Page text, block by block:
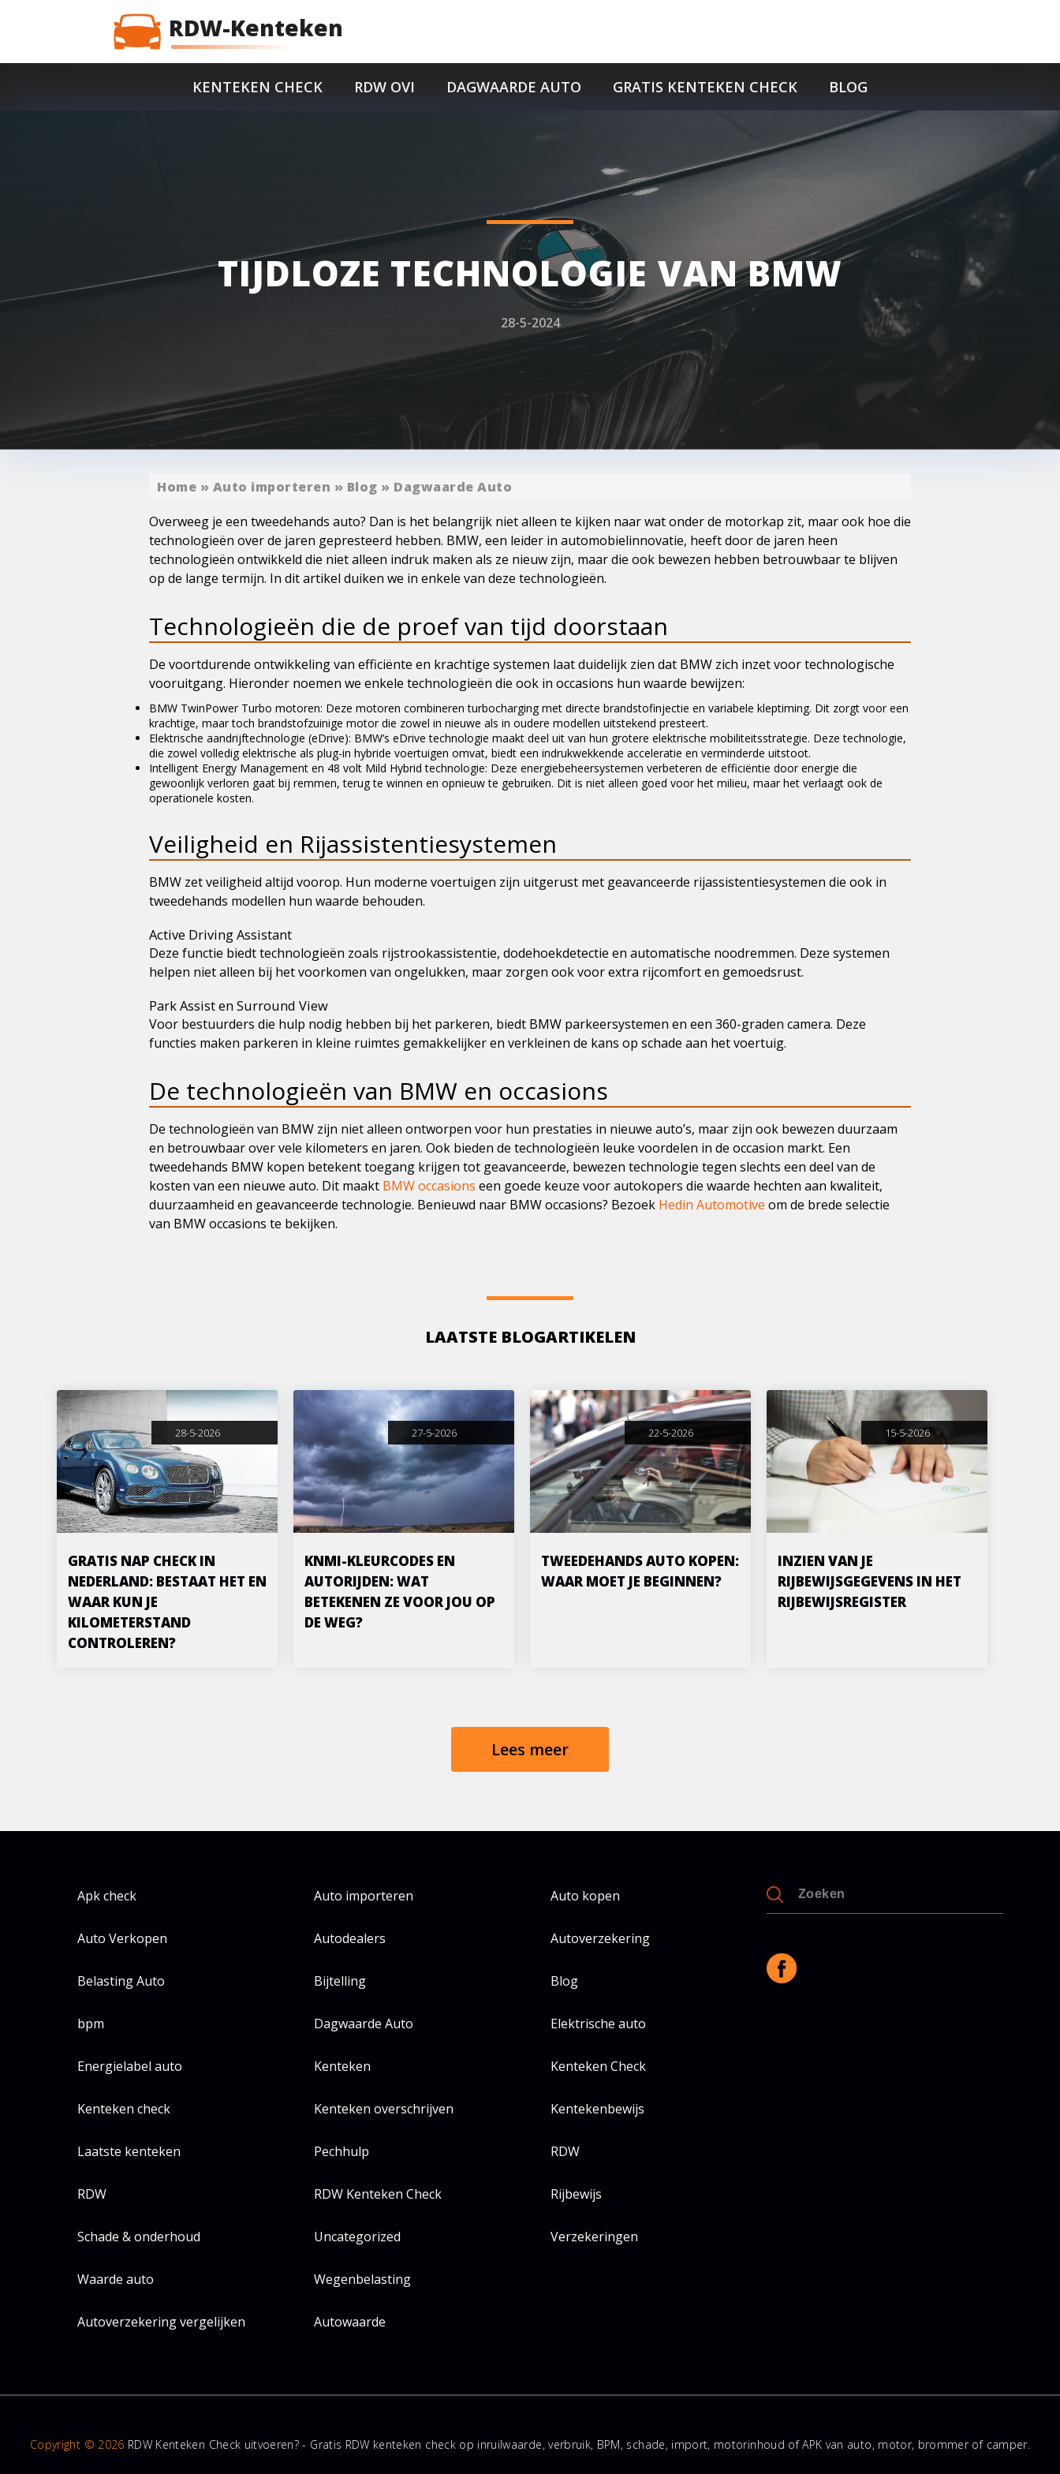
RDW-Kenteken
KENTEKEN CHECK RDW OVI DAGWAARDE AUTO GRATIS KENTEKEN CHECK BLOG
TIJDLOZE TECHNOLOGIE VAN BMW
28-5-2024
Home » Auto importeren » Blog » Dagwaarde Auto
Overweeg je een tweedehands auto? Dan is het belangrijk niet alleen te kijken naar wat onder de motorkap zit, maar ook hoe die
technologieën over de jaren gepresteerd hebben. BMW, een leider in automobielinnovatie, heeft door de jaren heen
technologieën ontwikkeld die niet alleen indruk maken als ze nieuw zijn, maar die ook bewezen hebben betrouwbaar te blijven
op de lange termijn. In dit artikel duiken we in enkele van deze technologieën.
Technologieën die de proef van tijd doorstaan
De voortdurende ontwikkeling van efficiënte en krachtige systemen laat duidelijk zien dat BMW zich inzet voor technologische
vooruitgang. Hieronder noemen we enkele technologieën die ook in occasions hun waarde bewijzen:
BMW TwinPower Turbo motoren: Deze motoren combineren turbocharging met directe brandstofinjectie en variabele kleptiming. Dit zorgt voor een
krachtige, maar toch brandstofzuinige motor die zowel in nieuwe als in oudere modellen uitstekend presteert.
Elektrische aandrijftechnologie (eDrive): BMW’s eDrive technologie maakt deel uit van hun grotere elektrische mobiliteitsstrategie. Deze technologie,
die zowel volledig elektrische als plug-in hybride voertuigen omvat, biedt een indrukwekkende acceleratie en verminderde uitstoot.
Intelligent Energy Management en 48 volt Mild Hybrid technologie: Deze energiebeheersystemen verbeteren de efficiëntie door energie die
gewoonlijk verloren gaat bij remmen, terug te winnen en opnieuw te gebruiken. Dit is niet alleen goed voor het milieu, maar het verlaagt ook de
operationele kosten.
Veiligheid en Rijassistentiesystemen
BMW zet veiligheid altijd voorop. Hun moderne voertuigen zijn uitgerust met geavanceerde rijassistentiesystemen die ook in
tweedehands modellen hun waarde behouden.
Active Driving Assistant
Deze functie biedt technologieën zoals rijstrookassistentie, dodehoekdetectie en automatische noodremmen. Deze systemen
helpen niet alleen bij het voorkomen van ongelukken, maar zorgen ook voor extra rijcomfort en gemoedsrust.
Park Assist en Surround View
Voor bestuurders die hulp nodig hebben bij het parkeren, biedt BMW parkeersystemen en een 360-graden camera. Deze
functies maken parkeren in kleine ruimtes gemakkelijker en verkleinen de kans op schade aan het voertuig.
De technologieën van BMW en occasions
De technologieën van BMW zijn niet alleen ontworpen voor hun prestaties in nieuwe auto’s, maar zijn ook bewezen duurzaam
en betrouwbaar over vele kilometers en jaren. Ook bieden de technologieën leuke voordelen in de occasion markt. Een
tweedehands BMW kopen betekent toegang krijgen tot geavanceerde, bewezen technologie tegen slechts een deel van de
kosten van een nieuwe auto. Dit maakt BMW occasions een goede keuze voor autokopers die waarde hechten aan kwaliteit,
duurzaamheid en geavanceerde technologie. Benieuwd naar BMW occasions? Bezoek Hedin Automotive om de brede selectie
van BMW occasions te bekijken.
LAATSTE BLOGARTIKELEN
28-5-2026
GRATIS NAP CHECK IN
NEDERLAND: BESTAAT HET EN
WAAR KUN JE
KILOMETERSTAND
CONTROLEREN?
27-5-2026
KNMI-KLEURCODES EN
AUTORIJDEN: WAT
BETEKENEN ZE VOOR JOU OP
DE WEG?
22-5-2026
TWEEDEHANDS AUTO KOPEN:
WAAR MOET JE BEGINNEN?
15-5-2026
INZIEN VAN JE
RIJBEWIJSGEGEVENS IN HET
RIJBEWIJSREGISTER
Lees meer
Apk check Auto importeren Auto kopen
Auto Verkopen Autodealers Autoverzekering
Belasting Auto Bijtelling Blog
bpm Dagwaarde Auto Elektrische auto
Energielabel auto Kenteken Kenteken Check
Kenteken check Kenteken overschrijven Kentekenbewijs
Laatste kenteken Pechhulp RDW
RDW RDW Kenteken Check Rijbewijs
Schade & onderhoud Uncategorized Verzekeringen
Waarde auto Wegenbelasting
Autoverzekering vergelijken Autowaarde
Copyright © 2026 RDW Kenteken Check uitvoeren? - Gratis RDW kenteken check op inruilwaarde, verbruik, BPM, schade, import, motorinhoud of APK van auto, motor, brommer of camper.